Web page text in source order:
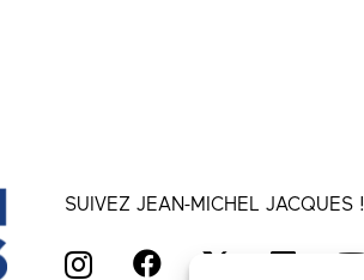
SUIVEZ JEAN-MICHEL JACQUES !